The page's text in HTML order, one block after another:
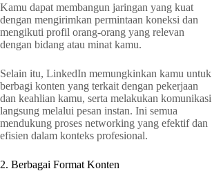
Kamu dapat membangun jaringan yang kuat
dengan mengirimkan permintaan koneksi dan
mengikuti profil orang-orang yang relevan
dengan bidang atau minat kamu.
Selain itu, LinkedIn memungkinkan kamu untuk
berbagi konten yang terkait dengan pekerjaan
dan keahlian kamu, serta melakukan komunikasi
langsung melalui pesan instan. Ini semua
mendukung proses networking yang efektif dan
efisien dalam konteks profesional.
2. Berbagai Format Konten